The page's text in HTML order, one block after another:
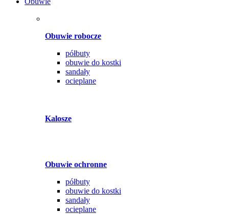
Obuwie robocze
półbuty
obuwie do kostki
sandały
ocieplane
Kalosze
Obuwie ochronne
półbuty
obuwie do kostki
sandały
ocieplane